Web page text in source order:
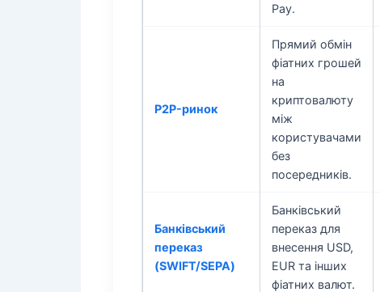
Pay.
P2P-ринок
Прямий обмін
фіатних грошей
на
криптовалюту
між
користувачами
без
посередників.
Банківський
переказ
(SWIFT/SEPA)
Банківський
переказ для
внесення USD,
EUR та інших
фіатних валют.